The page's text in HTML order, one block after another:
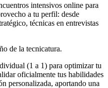
intensivos online para
a tu perfil: desde
técnicas en entrevistas
de la tecnicatura.
(1 a 1) para optimizar tu
oficialmente tus habilidades
personalizada, aportando una